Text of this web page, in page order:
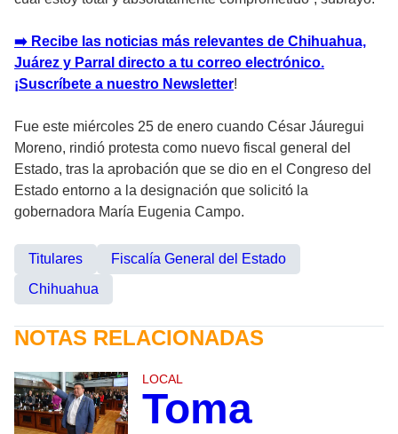
➡️ Recibe las noticias más relevantes de Chihuahua,
Juárez y Parral directo a tu correo electrónico.
¡Suscríbete a nuestro Newsletter!
Fue este miércoles 25 de enero cuando César Jáuregui
Moreno, rindió protesta como nuevo fiscal general del
Estado, tras la aprobación que se dio en el Congreso del
Estado entorno a la designación que solicitó la
gobernadora María Eugenia Campo.
Titulares
Fiscalía General del Estado
Chihuahua
NOTAS RELACIONADAS
LOCAL
Toma